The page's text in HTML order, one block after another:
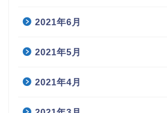
2021年6月
2021年5月
2021年4月